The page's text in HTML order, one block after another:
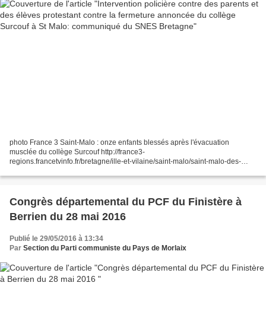
photo France 3 Saint-Malo : onze enfants blessés après l'évacuation
musclée du collège Surcouf http://france3-
regions.francetvinfo.fr/bretagne/ille-et-vilaine/saint-malo/saint-malo-des-
Malo....
Congrès départemental du PCF du Finistère à
Berrien du 28 mai 2016
Publié le 29/05/2016 à 13:34
Par Section du Parti communiste du Pays de Morlaix